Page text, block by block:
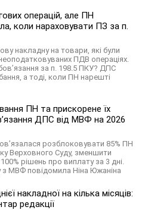
операцій, але ПН
коли нараховувати ПЗ за п.
накладну на товари, які були
ПДВ операціях.
за п. 198.5 ПКУ? ДПС
а тоді, коли ПН нарешті
ПН та прискорене їх
ДПС від МВФ на 2026
розблоковувати 85% ПН
Верховного Суду, зменшити
рішень про виплату за 3 дні.
МВФ повідомила Ніна Южаніна
накладної на кілька місяців:
редакції